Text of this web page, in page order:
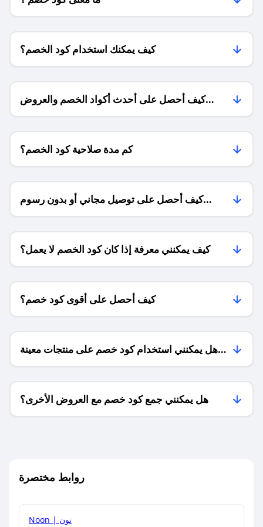
كيف يمكنك استخدام كود الخصم؟
كيف أحصل على أحدث أكواد الخصم والعروض
للمتاجر؟
كم مدة صلاحية كود الخصم؟
كيف أحصل على توصيل مجاني أو بدون رسوم
الشحن ؟
كيف يمكنني معرفة إذا كان كود الخصم لا يعمل؟
كيف أحصل على أقوى كود خصم؟
هل يمكنني استخدام كود خصم على منتجات معينة
فقط؟
هل يمكنني جمع كود خصم مع العروض الأخرى؟
روابط مختصرة
Noon | نون